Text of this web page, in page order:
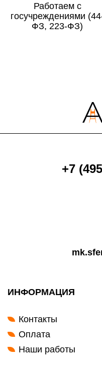
Сборка в выходные
По Москве
По Московской области
счет в течение 5-30 рабочих
Работаем с
госучреждениями
ФЗ, 223-ФЗ)
+7
ИНФОРМАЦИЯ
Контакты
Оплата
Наши работы